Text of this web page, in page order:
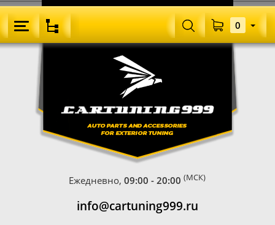
Ежедневно,09:00 - 20:00 (МСК)
info@cartuning999.ru
0